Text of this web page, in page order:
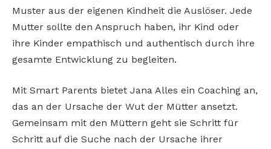
Muster aus der eigenen Kindheit die Auslöser. Jede
Mutter sollte den Anspruch haben, ihr Kind oder
ihre Kinder empathisch und authentisch durch ihre
gesamte Entwicklung zu begleiten.
Mit Smart Parents bietet Jana Alles ein Coaching an,
das an der Ursache der Wut der Mütter ansetzt.
Gemeinsam mit den Müttern geht sie Schritt für
Schritt auf die Suche nach der Ursache ihrer